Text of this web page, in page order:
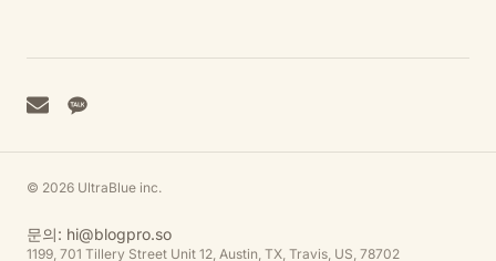
© 2026 UltraBlue inc.
문의: hi@blogpro.so
1199, 701 Tillery Street Unit 12, Austin, TX, Travis, US, 78702